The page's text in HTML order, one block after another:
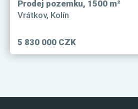
Prodej pozemku, 1500 m²
Vrátkov, Kolín
5 830 000 CZK